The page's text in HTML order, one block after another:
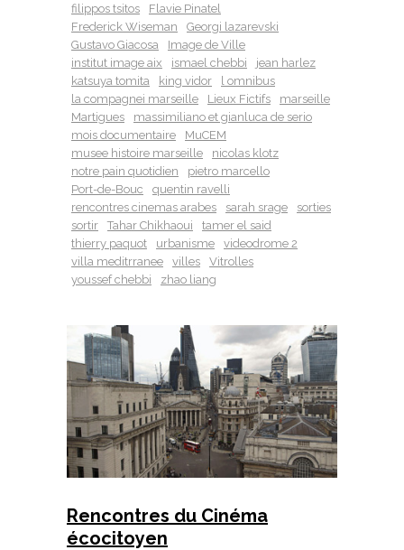
filippos tsitos
Flavie Pinatel
Frederick Wiseman
Georgi lazarevski
Gustavo Giacosa
Image de Ville
institut image aix
ismael chebbi
jean harlez
katsuya tomita
king vidor
l omnibus
la compagnei marseille
Lieux Fictifs
marseille
Martigues
massimiliano et gianluca de serio
mois documentaire
MuCEM
musee histoire marseille
nicolas klotz
notre pain quotidien
pietro marcello
Port-de-Bouc
quentin ravelli
rencontres cinemas arabes
sarah srage
sorties
sortir
Tahar Chikhaoui
tamer el said
thierry paquot
urbanisme
videodrome 2
villa meditrranee
villes
Vitrolles
youssef chebbi
zhao liang
Rencontres du Cinéma
écocitoyen